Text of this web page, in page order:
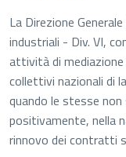
La Direzione
industriali - Div. VI,
attività di
collettivi nazionali di
quando le stesse
positivamente, nella
rinnovo dei contratti